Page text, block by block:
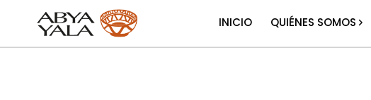
INICIO QUIÉNES SOMOS